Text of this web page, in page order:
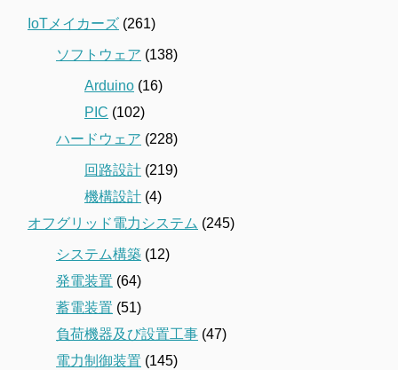
IoTメイカーズ (261)
ソフトウェア (138)
Arduino (16)
PIC (102)
ハードウェア (228)
回路設計 (219)
機構設計 (4)
オフグリッド電力システム (245)
システム構築 (12)
発電装置 (64)
蓄電装置 (51)
負荷機器及び設置工事 (47)
電力制御装置 (145)